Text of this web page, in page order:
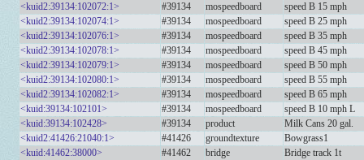
<kuid2:39134:102072:1>
#39134 mospeedboard
speed B 15 mph
<kuid2:39134:102074:1>
#39134 mospeedboard
speed B 25 mph
<kuid2:39134:102076:1>
#39134 mospeedboard
speed B 35 mph
<kuid2:39134:102078:1>
#39134 mospeedboard
speed B 45 mph
<kuid2:39134:102079:1>
#39134 mospeedboard
speed B 50 mph
<kuid2:39134:102080:1>
#39134 mospeedboard
speed B 55 mph
<kuid2:39134:102082:1>
#39134 mospeedboard
speed B 65 mph
<kuid:39134:102101>
#39134 mospeedboard
speed B 10 mph L
<kuid:39134:102428>
#39134 product
Milk Cans 20 gal.
<kuid2:41426:21040:1>
#41426 groundtexture
Bowgrass1
<kuid:41462:38000>
#41462 bridge
Bridge track 1t